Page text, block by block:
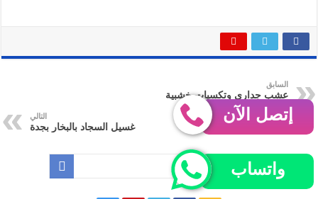
السابق
عشب جداري وتكسيات خشبية
بالرياض للايجار
التالي
غسيل السجاد بالبخار بجدة
إتصل الآن
واتساب